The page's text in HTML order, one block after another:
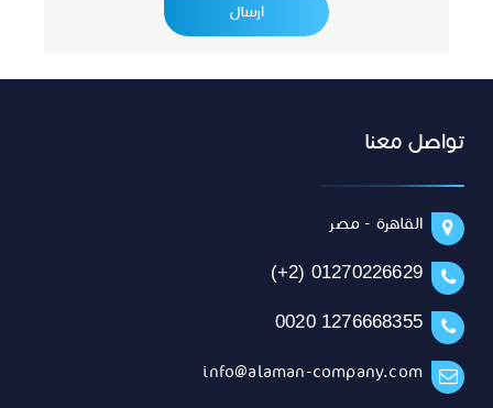
تواصل معنا
القاهرة - مصر
(+2) 01270226629
0020 1276668355
info@alaman-company.com